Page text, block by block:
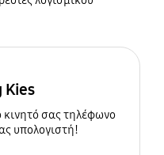
Kies
κινητό σας τηλέφωνο
υπολογιστή!